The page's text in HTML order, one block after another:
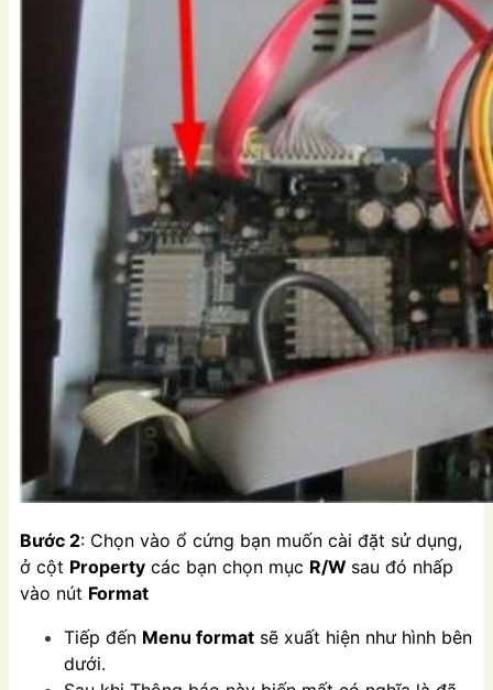
Bước 2: Chọn vào ổ cứng bạn muốn cài đặt sử dụng,
ở cột Property các bạn chọn mục R/W sau đó nhấp
vào nút Format
Tiếp đến Menu format sẽ xuất hiện như hình bên
dưới.